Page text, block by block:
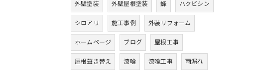
外壁塗装 外壁屋根塗装 蜂 ハクビシン
シロアリ 施工事例 外装リフォーム
ホームページ ブログ 屋根工事
屋根葺き替え 漆喰 漆喰工事 雨漏れ